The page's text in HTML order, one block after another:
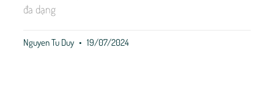
đa dạng
Nguyen Tu Duy 19/07/2024